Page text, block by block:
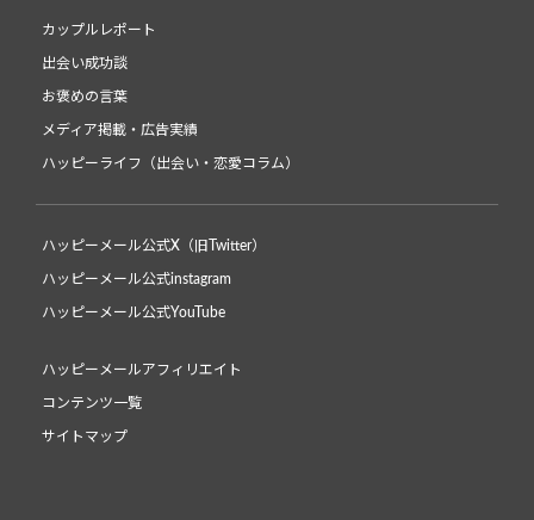
カップルレポート
出会い成功談
お褒めの言葉
メディア掲載・広告実績
ハッピーライフ（出会い・恋愛コラム）
ハッピーメール公式X（旧Twitter）
ハッピーメール公式instagram
ハッピーメール公式YouTube
ハッピーメールアフィリエイト
コンテンツ一覧
サイトマップ